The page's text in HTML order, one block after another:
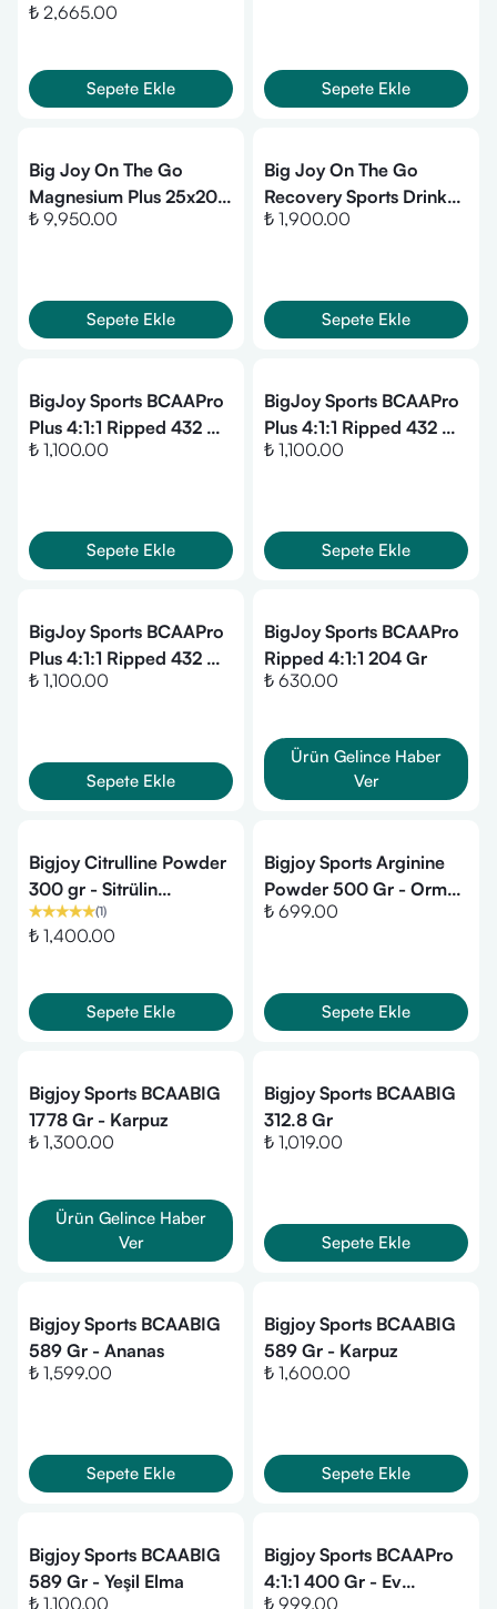
₺ 2,665.00
Sepete Ekle Sepete Ekle
Big Joy On The Go
Magnesium Plus 25x20
Shot
₺ 9,950.00
Sepete Ekle
Big Joy On The Go
Recovery Sports Drink
1050 Gr
₺ 1,900.00
Sepete Ekle
BigJoy Sports BCAAPro
Plus 4:1:1 Ripped 432 Gr
- Ananas
₺ 1,100.00
Sepete Ekle
BigJoy Sports BCAAPro
Plus 4:1:1 Ripped 432 Gr
- Kola
₺ 1,100.00
Sepete Ekle
BigJoy Sports BCAAPro
Plus 4:1:1 Ripped 432 Gr
- Limon
₺ 1,100.00
Sepete Ekle
BigJoy Sports BCAAPro
Ripped 4:1:1 204 Gr
₺ 630.00
Ürün Gelince Haber
Ver
Bigjoy Citrulline Powder
300 gr - Sitrülin
Supplementi
(1)
₺ 1,400.00
Sepete Ekle
Bigjoy Sports Arginine
Powder 500 Gr - Orman
Meyveli
₺ 699.00
Sepete Ekle
Bigjoy Sports BCAABIG
1778 Gr - Karpuz
₺ 1,300.00
Ürün Gelince Haber
Ver
Bigjoy Sports BCAABIG
312.8 Gr
₺ 1,019.00
Sepete Ekle
Bigjoy Sports BCAABIG
589 Gr - Ananas
₺ 1,599.00
Sepete Ekle
Bigjoy Sports BCAABIG
589 Gr - Karpuz
₺ 1,600.00
Sepete Ekle
Bigjoy Sports BCAABIG
589 Gr - Yeşil Elma
₺ 1,100.00
Bigjoy Sports BCAAPro
4:1:1 400 Gr - Ev
₺ 999.00